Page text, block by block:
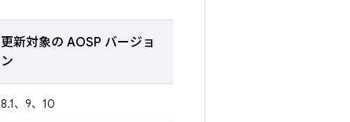
更新対象の AOSP バージョ
ン
8.1、9、10